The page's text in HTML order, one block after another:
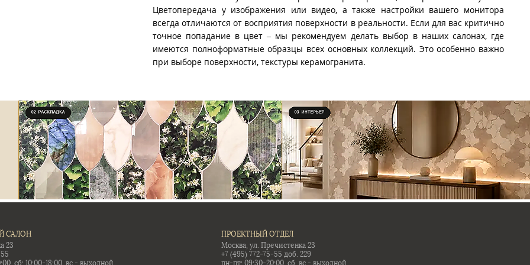
Цветопередача у изображения или видео, а также настройки вашего монитора
всегда отличаются от восприятия поверхности в реальности. Если для вас критично
точное попадание в цвет – мы рекомендуем делать выбор в наших салонах, где
имеются полноформатные образцы всех основных коллекций. Это особенно важно
при выборе поверхности, текстуры керамогранита.
САЛОН
23
сб: 10:00-18:00, вс - выходной
ПРОЕКТНЫЙ ОТДЕЛ
Москва, ул. Пречистенка 23
+7 (495) 772-75-55 доб. 229
пн-пт: 09:30-20:00, сб, вс - выходной